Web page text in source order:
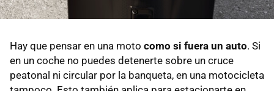
Hay que pensar en una moto como si fuera un auto. Si
en un coche no puedes detenerte sobre un cruce
peatonal ni circular por la banqueta, en una motocicleta